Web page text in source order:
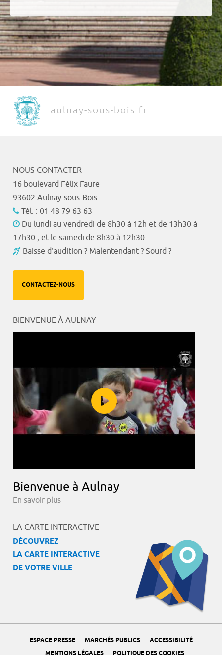
aulnay-sous-bois.fr
NOUS CONTACTER
16 boulevard Félix Faure
93602 Aulnay-sous-Bois
Tél. : 01 48 79 63 63
Du lundi au vendredi de 8h30 à 12h et de 13h30 à
17h30 ; et le samedi de 8h30 à 12h30.
Baisse d'audition ? Malentendant ? Sourd ?
CONTACTEZ-NOUS
BIENVENUE À AULNAY
Bienvenue à Aulnay
En savoir plus
LA CARTE INTERACTIVE
DÉCOUVREZ
LA CARTE INTERACTIVE
DE VOTRE VILLE
ESPACE PRESSE - MARCHÉS PUBLICS - ACCESSIBILITÉ
- MENTIONS LÉGALES - POLITIQUE DES COOKIES